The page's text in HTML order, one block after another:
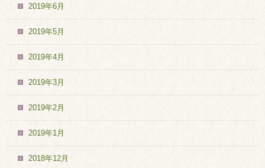
2019年6月
2019年5月
2019年4月
2019年3月
2019年2月
2019年1月
2018年12月